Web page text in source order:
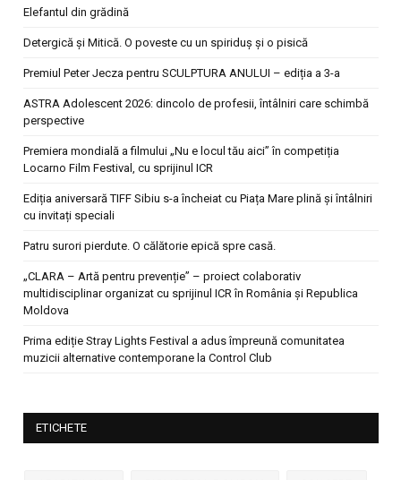
Elefantul din grădină
Detergică și Mitică. O poveste cu un spiriduș și o pisică
Premiul Peter Jecza pentru SCULPTURA ANULUI – ediția a 3-a
ASTRA Adolescent 2026: dincolo de profesii, întâlniri care schimbă
perspective
Premiera mondială a filmului „Nu e locul tău aici” în competiția
Locarno Film Festival, cu sprijinul ICR
Ediția aniversară TIFF Sibiu s-a încheiat cu Piața Mare plină și întâlniri
cu invitați speciali
Patru surori pierdute. O călătorie epică spre casă.
„CLARA – Artă pentru prevenție” – proiect colaborativ
multidisciplinar organizat cu sprijinul ICR în România și Republica
Moldova
Prima ediție Stray Lights Festival a adus împreună comunitatea
muzicii alternative contemporane la Control Club
ETICHETE